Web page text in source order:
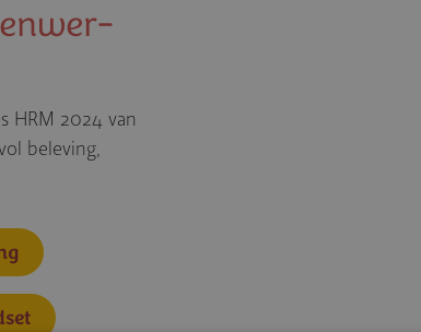
HRM 2024 van
beleving,